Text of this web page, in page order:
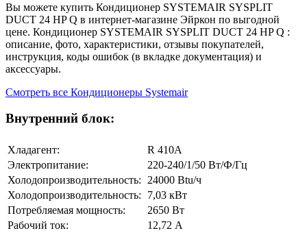
Вы можете купить Кондиционер SYSTEMAIR SYSPLIT
DUCT 24 HP Q в интернет-магазине Эйркон по выгодной
цене. Кондиционер SYSTEMAIR SYSPLIT DUCT 24 HP Q :
описание, фото, характеристики, отзывы покупателей,
инструкция, коды ошибок (в вкладке документация) и
аксессуары.
Смотреть все Кондиционеры Systemair
Внутренний блок:
Хладагент:
R 410A
Электропитание:
220-240/1/50 Вт/Ф/Гц
Холодопроизводительность:
24000 Btu/ч
Холодопроизводительность:
7,03 кВт
Потребляемая мощность:
2650 Вт
Рабочий ток:
12,72 А